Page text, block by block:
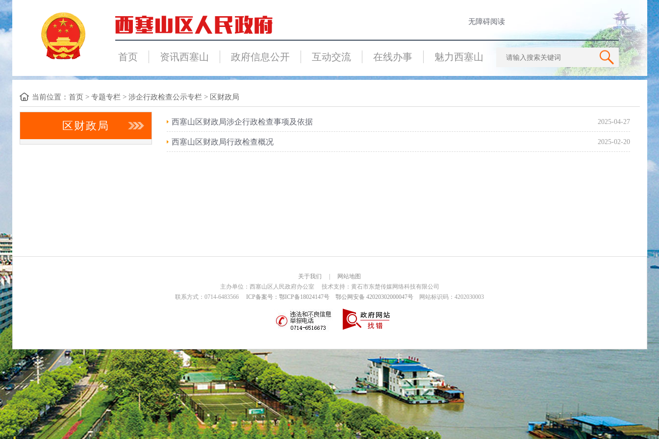
无障碍阅读
首页 资讯西塞山 政府信息公开 互动交流 在线办事 魅力西塞山
当前位置： 首页> 专题专栏 > 涉企行政检查公示专栏 > 区财政局
区财政局 2025-04-27
西塞山区财政局涉企行政检查事项及依据
2025-02-20
西塞山区财政局行政检查概况
关于我们
网站地图
主办单位：西塞山区人民政府办公室 技术支持：黄石市东楚传媒网络科技有限公司
联系方式：0714-6483566 ICP备案号：鄂ICP备18024147号 鄂公网安备 42020302000047号 网站标识码：4202030003